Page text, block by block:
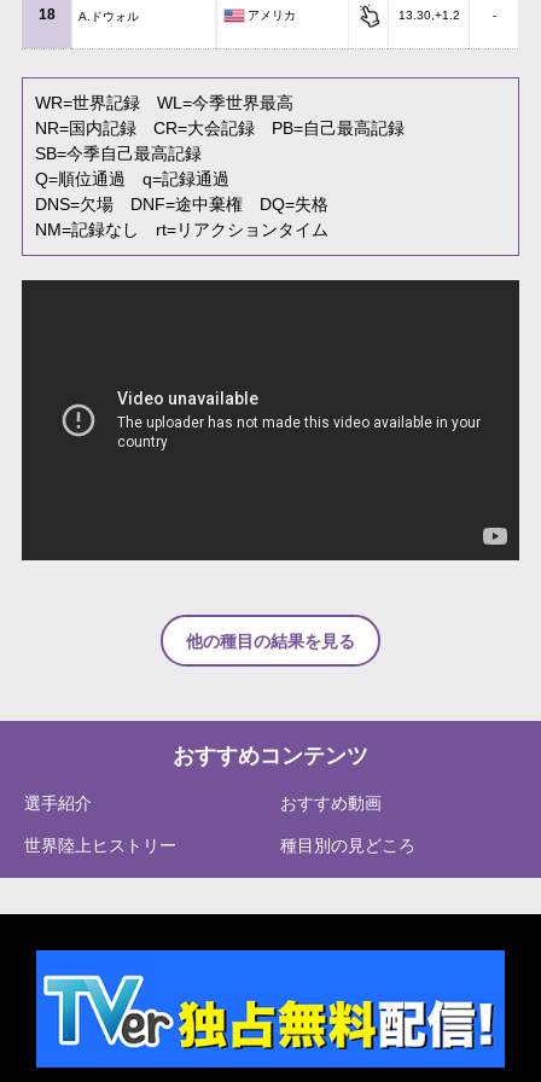
18 A.ドウォル アメリカ 13.30,+1.2 -
WR=世界記録 WL=今季世界最高
NR=国内記録 CR=大会記録 PB=自己最高記録
SB=今季自己最高記録
Q=順位通過 q=記録通過
DNS=欠場 DNF=途中棄権 DQ=失格
NM=記録なし rt=リアクションタイム
他の種目の結果を見る
おすすめコンテンツ
選手紹介 おすすめ動画
世界陸上ヒストリー 種目別の見どころ